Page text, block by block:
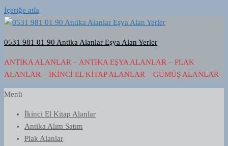
İçeriğe atla
0531 981 01 90 Antika Alanlar Eşya Alan Yerler
ANTIKA ALANLAR – ANTIKA EŞYA ALANLAR – PLAK
ALANLAR – İKINCI EL KITAP ALANLAR – GÜMÜŞ ALANLAR
Menü
İkinci El Kitap Alanlar
Antika Alım Satım
Plak Alanlar